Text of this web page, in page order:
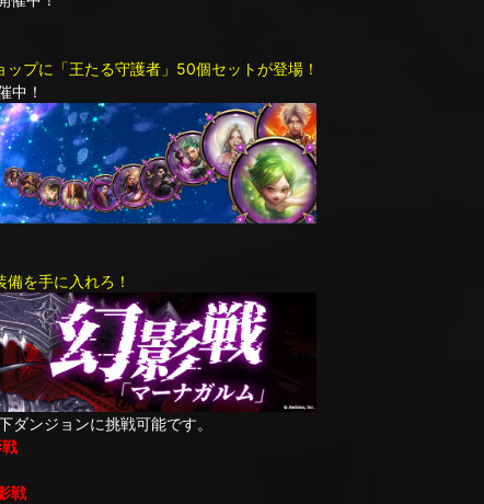
プに「王たる守護者」50個セットが登場！
！
を手に入れろ！
ジョンに挑戦可能です。
戦